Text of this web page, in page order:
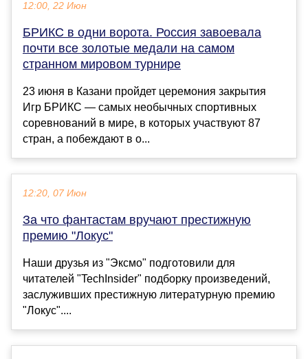
12:00, 22 Июн
БРИКС в одни ворота. Россия завоевала
почти все золотые медали на самом
странном мировом турнире
23 июня в Казани пройдет церемония закрытия
Игр БРИКС — самых необычных спортивных
соревнований в мире, в которых участвуют 87
стран, а побеждают в о...
12:20, 07 Июн
За что фантастам вручают престижную
премию "Локус"
Наши друзья из "Эксмо" подготовили для
читателей "TechInsider" подборку произведений,
заслуживших престижную литературную премию
"Локус"....